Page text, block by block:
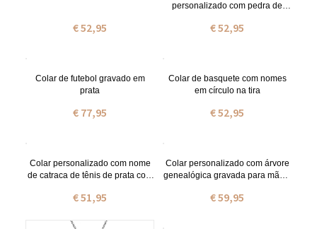
€ 52,95
personalizado com pedra de
€ 52,95
Colar de futebol gravado em
prata
€ 77,95
Colar de basquete com nomes
em círculo na tira
€ 52,95
Colar personalizado com nome
de catraca de tênis de prata com
€ 51,95
Colar personalizado com árvore
genealógica gravada para mães,
personalizado de 1 a 9, presente
€ 59,95